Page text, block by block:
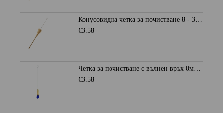
Конусовидна четка за почистване 8 - 30 мм.
€3.58
Четка за почистване с вълнен връх 0мм. - Синя
€3.58